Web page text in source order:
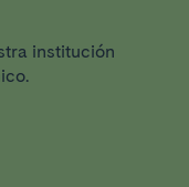
institución